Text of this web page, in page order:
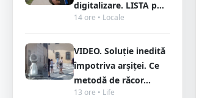
digitalizare. LISTA p...
14 ore • Locale
VIDEO. Soluție inedită
împotriva arșiței. Ce
metodă de răcor...
13 ore • Life